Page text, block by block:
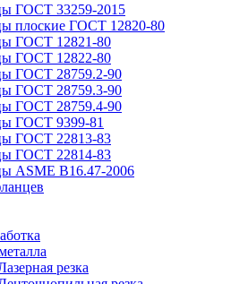
ГОСТ 33259-2015
плоские ГОСТ 12820-80
ГОСТ 12821-80
ГОСТ 12822-80
ГОСТ 28759.2-90
ГОСТ 28759.3-90
ГОСТ 28759.4-90
ГОСТ 9399-81
ГОСТ 22813-83
ГОСТ 22814-83
ASME B16.47-2006
резка